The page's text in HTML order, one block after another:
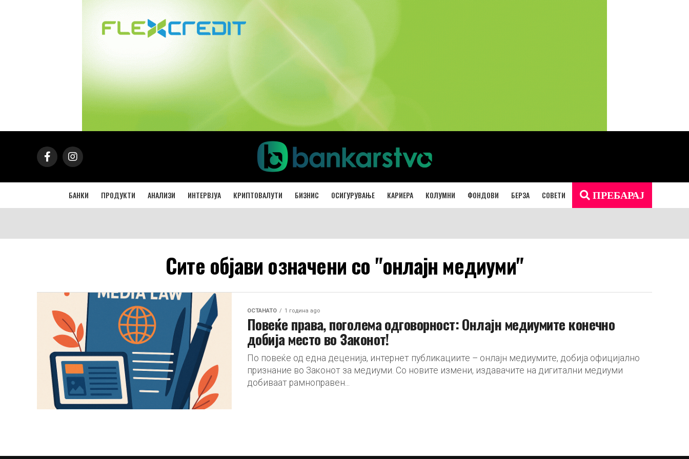
БАНКИ ПРОДУКТИ АНАЛИЗИ ИНТЕРВЈУА КРИПТОВАЛУТИ БИЗНИС ОСИГУРУВАЊЕ КАРИЕРА КОЛУМНИ ФОНДОВИ БЕРЗА СОВЕТИ ПРЕБАРАЈ
Сите објави означени со "онлајн медиуми"
ОСТАНАТО 1 година ago
Повеќе права, поголема одговорност: Онлајн медиумите конечно
добија место во Законот!
По повеќе од една деценија, интернет публикациите – онлајн медиумите, добија официјално
признание во Законот за медиуми. Со новите измени, издавачите на дигитални медиуми
добиваат рамноправен...